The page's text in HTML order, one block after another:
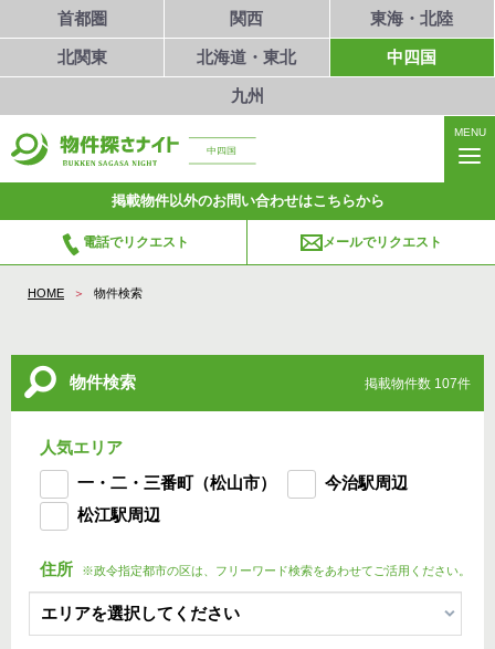
首都圏 関西 東海・北陸
北関東 北海道・東北 中四国
九州
中四国
MENU
掲載物件以外のお問い合わせはこちらから
電話でリクエスト メールでリクエスト
HOME 物件検索
物件検索 掲載物件数 107件
人気エリア
一・二・三番町（松山市）
今治駅周辺
松江駅周辺
住所 ※政令指定都市の区は、フリーワード検索をあわせてご活用ください。